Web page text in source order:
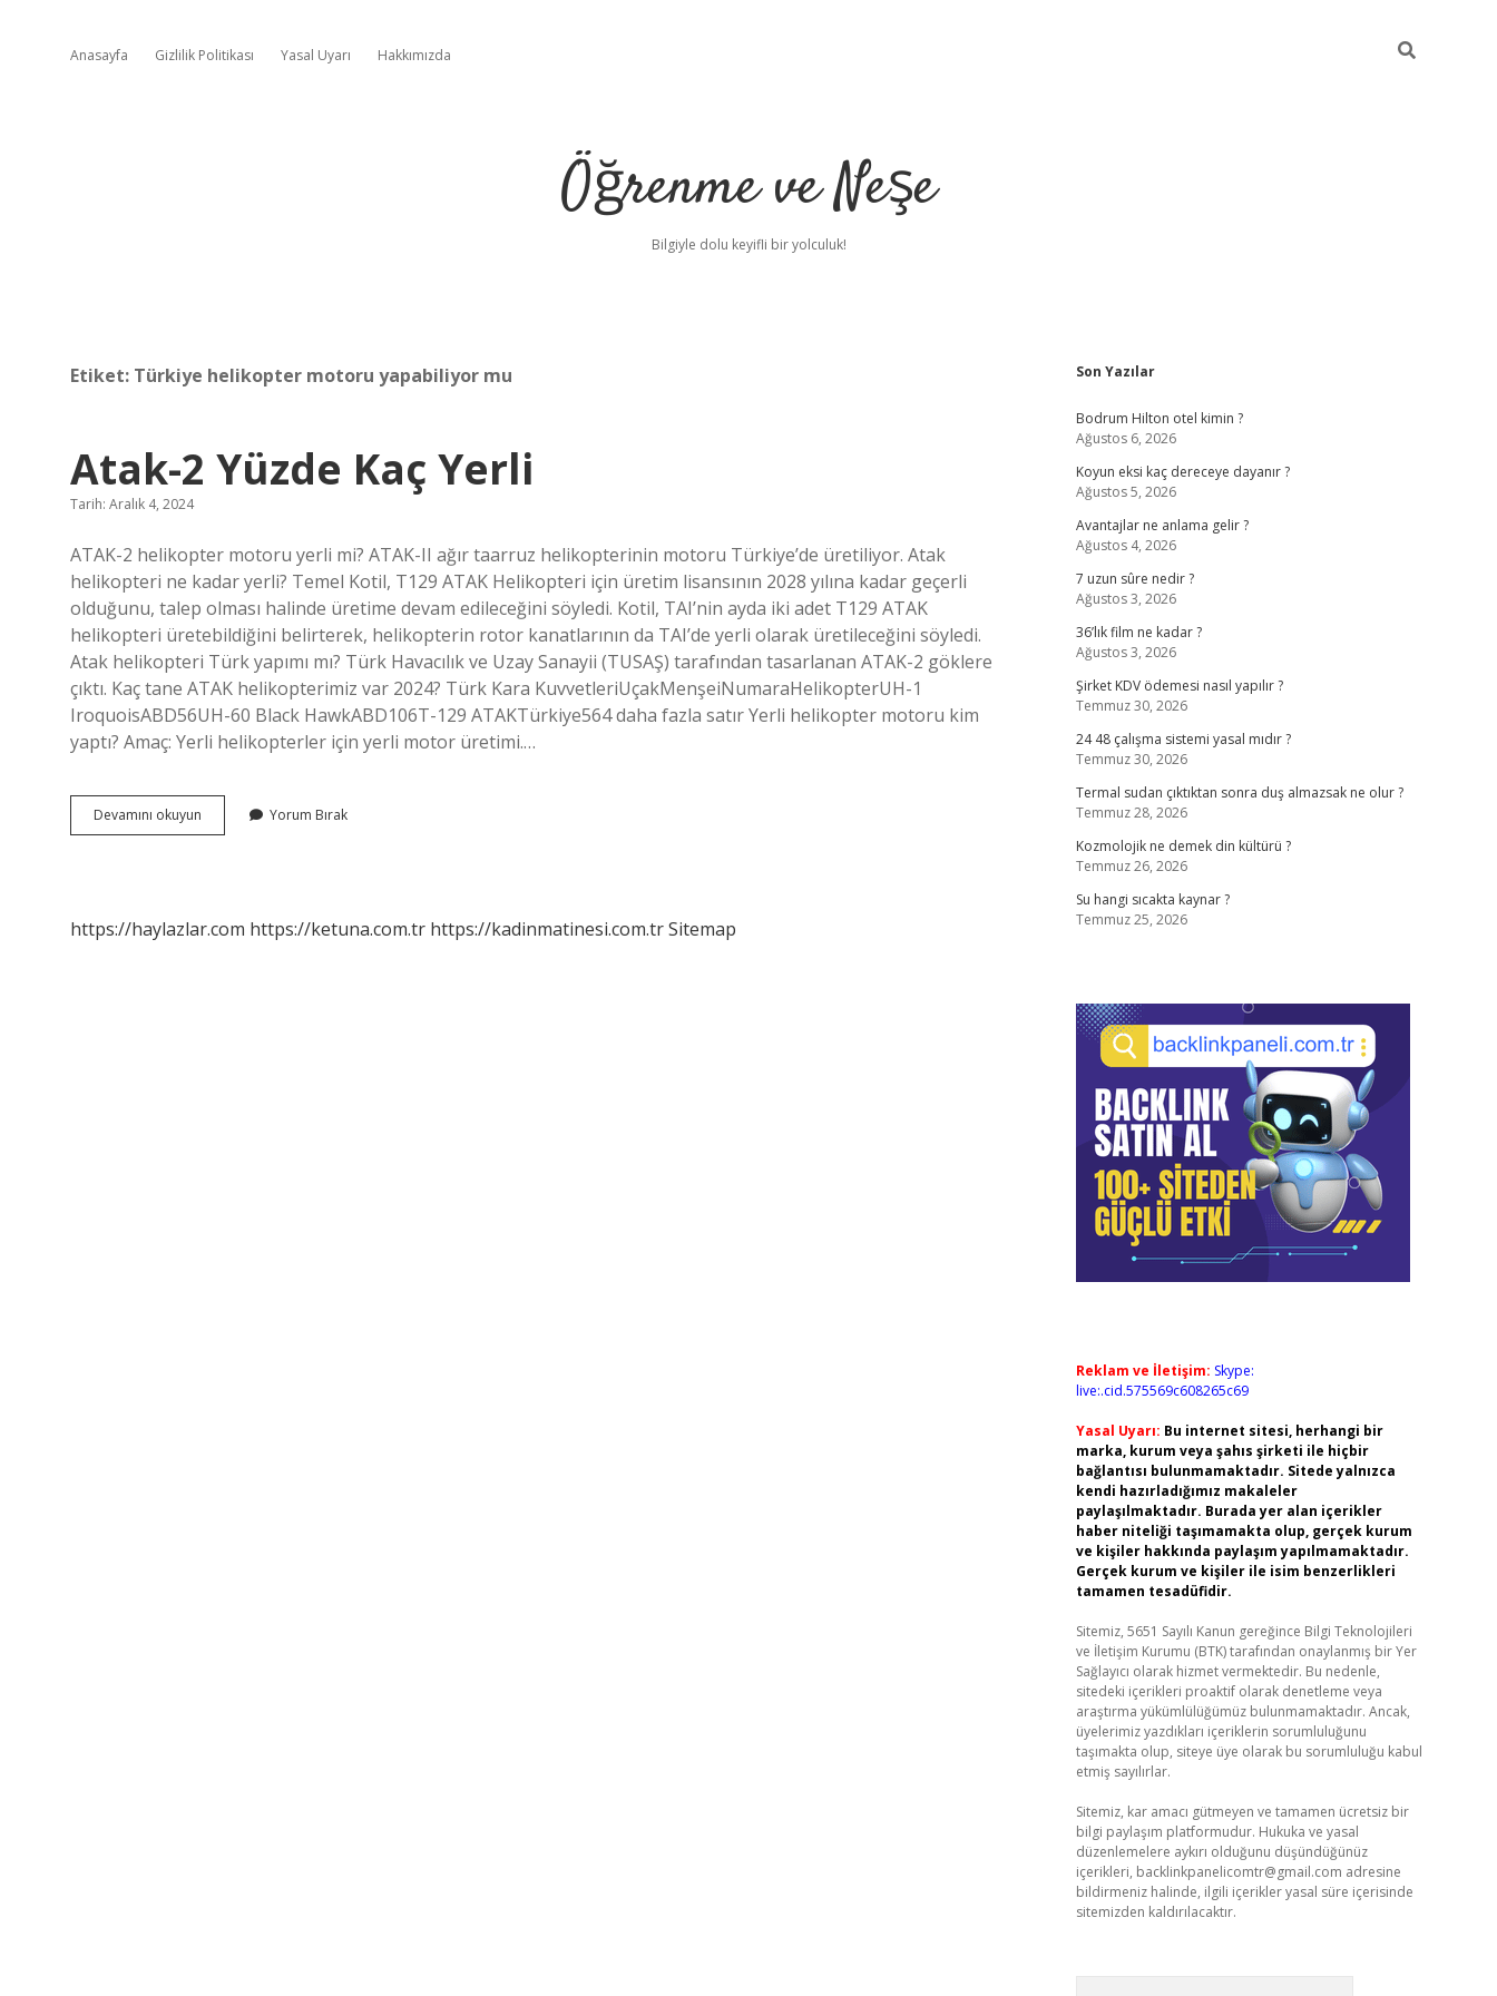
Anasayfa Gizlilik Politikası Yasal Uyarı Hakkımızda
Öğrenme ve Neşe
Bilgiyle dolu keyifli bir yolculuk!
Etiket: Türkiye helikopter motoru yapabiliyor mu
Atak-2 Yüzde Kaç Yerli
Tarih: Aralık 4, 2024
ATAK-2 helikopter motoru yerli mi? ATAK-II ağır taarruz helikopterinin motoru Türkiye’de üretiliyor. Atak
helikopteri ne kadar yerli? Temel Kotil, T129 ATAK Helikopteri için üretim lisansının 2028 yılına kadar geçerli
olduğunu, talep olması halinde üretime devam edileceğini söyledi. Kotil, TAI’nin ayda iki adet T129 ATAK
helikopteri üretebildiğini belirterek, helikopterin rotor kanatlarının da TAI’de yerli olarak üretileceğini söyledi.
Atak helikopteri Türk yapımı mı? Türk Havacılık ve Uzay Sanayii (TUSAŞ) tarafından tasarlanan ATAK-2 göklere
çıktı. Kaç tane ATAK helikopterimiz var 2024? Türk Kara KuvvetleriUçakMenşeiNumaraHelikopterUH-1
IroquoisABD56UH-60 Black HawkABD106T-129 ATAKTürkiye564 daha fazla satır Yerli helikopter motoru kim
yaptı? Amaç: Yerli helikopterler için yerli motor üretimi.…
Devamını okuyun
2
Yorum Bırak
https://haylazlar.com https://ketuna.com.tr https://kadinmatinesi.com.trSitemap
Sidebar
Son Yazılar
Bodrum Hilton otel kimin ?
Ağustos 6, 2026
Koyun eksi kaç dereceye dayanır ?
Ağustos 5, 2026
Avantajlar ne anlama gelir ?
Ağustos 4, 2026
7 uzun sûre nedir ?
Ağustos 3, 2026
36’lık film ne kadar ?
Ağustos 3, 2026
Şirket KDV ödemesi nasıl yapılır ?
Temmuz 30, 2026
24 48 çalışma sistemi yasal mıdır ?
Temmuz 30, 2026
Termal sudan çıktıktan sonra duş almazsak ne olur ?
Temmuz 28, 2026
Kozmolojik ne demek din kültürü ?
Temmuz 26, 2026
Su hangi sıcakta kaynar ?
Temmuz 25, 2026
Reklam ve İletişim: Skype:
live:.cid.575569c608265c69
Yasal Uyarı: Bu internet sitesi, herhangi bir
marka, kurum veya şahıs şirketi ile hiçbir
bağlantısı bulunmamaktadır. Sitede yalnızca
kendi hazırladığımız makaleler
paylaşılmaktadır. Burada yer alan içerikler
haber niteliği taşımamakta olup, gerçek kurum
ve kişiler hakkında paylaşım yapılmamaktadır.
Gerçek kurum ve kişiler ile isim benzerlikleri
tamamen tesadüfidir.
Sitemiz, 5651 Sayılı Kanun gereğince Bilgi Teknolojileri
ve İletişim Kurumu (BTK) tarafından onaylanmış bir Yer
Sağlayıcı olarak hizmet vermektedir. Bu nedenle,
sitedeki içerikleri proaktif olarak denetleme veya
araştırma yükümlülüğümüz bulunmamaktadır. Ancak,
üyelerimiz yazdıkları içeriklerin sorumluluğunu
taşımakta olup, siteye üye olarak bu sorumluluğu kabul
etmiş sayılırlar.
Sitemiz, kar amacı gütmeyen ve tamamen ücretsiz bir
bilgi paylaşım platformudur. Hukuka ve yasal
düzenlemelere aykırı olduğunu düşündüğünüz
içerikleri, backlinkpanelicomtr@gmail.com adresine
bildirmeniz halinde, ilgili içerikler yasal süre içerisinde
sitemizden kaldırılacaktır.
ilbetbetcipiabellacasino sitesi